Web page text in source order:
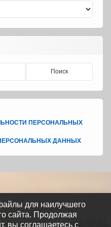
ПЕРСОНАЛЬНЫХ
ДАННЫХ
для наилучшего
сайта. Продолжая
вы соглашаетесь с